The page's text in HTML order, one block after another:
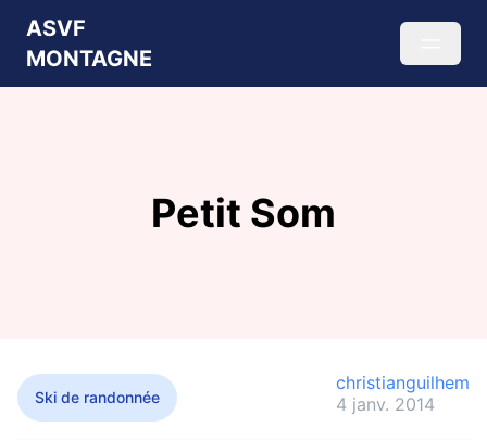
ASVF
MONTAGNE
Petit Som
Ski de randonnée
christianguilhem
4 janv. 2014